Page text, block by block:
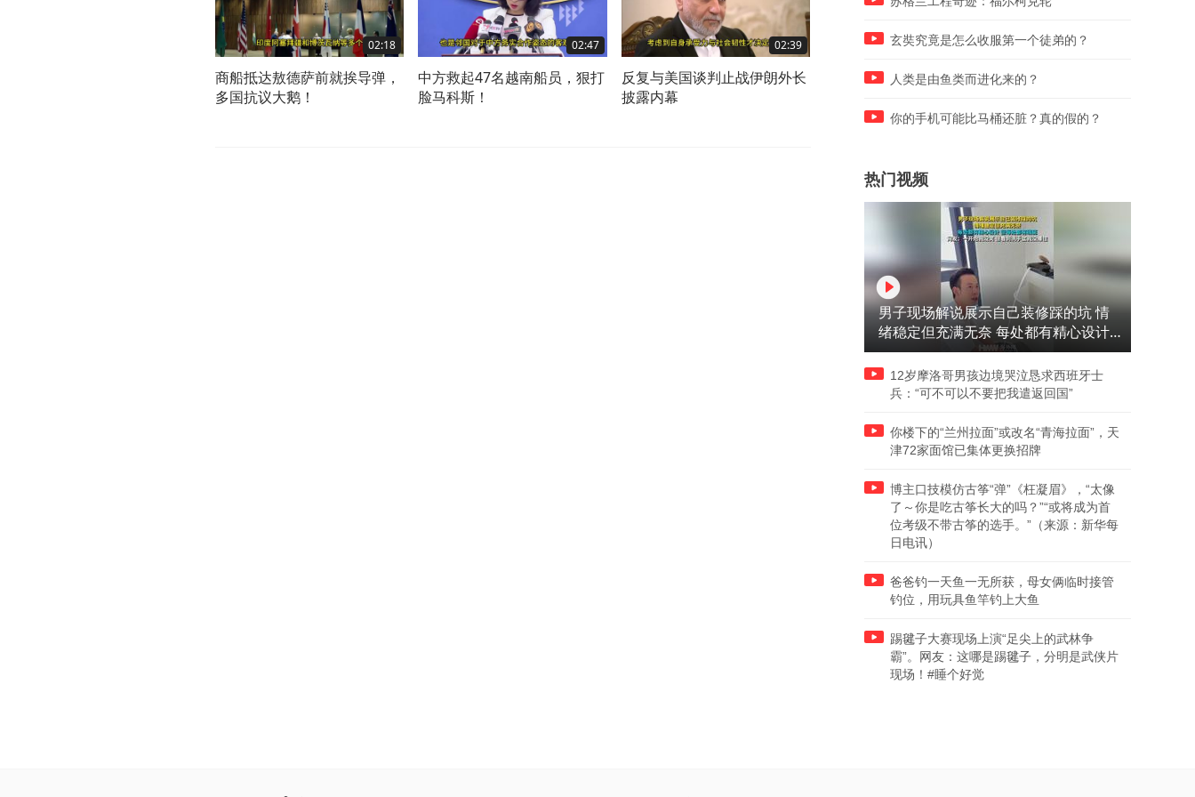
02:18
商船抵达敖德萨前就挨导弹，
多国抗议大鹅！
02:47
中方救起47名越南船员，狠打
脸马科斯！
02:39
反复与美国谈判止战伊朗外长
披露内幕
02:15
普京本人突然离开莫斯科，专
交涉破裂，中方不给日本碰
玄奘究竟是怎么收服第一个徒弟的？
人类是由鱼类而进化来的？
你的手机可能比马桶还脏？真的假的？
热门视频
男子现场解说展示自己装修踩的坑 情
绪稳定但充满无奈 每处都有精心设计
但每处都有瑕疵 网友：一开始我没笑
但看到洗手盆我没绷住
12岁摩洛哥男孩边境哭泣恳求西班牙士
兵：“可不可以不要把我遣返回国”
你楼下的“兰州拉面”或改名“青海拉面”，天
津72家面馆已集体更换招牌
博主口技模仿古筝“弹”《枉凝眉》，“太像
了～你是吃古筝长大的吗？”“或将成为首
位考级不带古筝的选手。”（来源：新华每
日电讯）
爸爸钓一天鱼一无所获，母女俩临时接管
钓位，用玩具鱼竿钓上大鱼
踢毽子大赛现场上演“足尖上的武林争
霸”。网友：这哪是踢毽子，分明是武侠片
现场！#睡个好觉